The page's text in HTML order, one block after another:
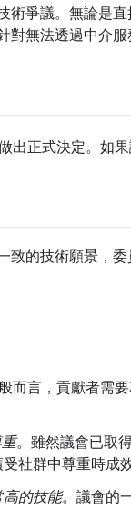
術爭議。無論是
無法透過中介服
做出正式決定。如
的技術願景，
而言，貢獻者需
。雖然議會已取
社群中尊重時成效
的技能。議會的